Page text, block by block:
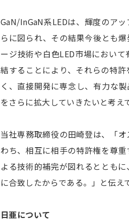
GaN/InGaN系LEDは、輝度のア
らに図られ、その結果今後とも
ージ技術や白色LED市場におい
結することにより、それらの特
く、直接開発に専念し、有力な
をさらに拡大していきたいと考え
当社専務取締役の田崎登は、「
わち、相互に相手の特許権を尊
よる技術的補完が図れるととも
に合致したからである。」と伝え
日亜について